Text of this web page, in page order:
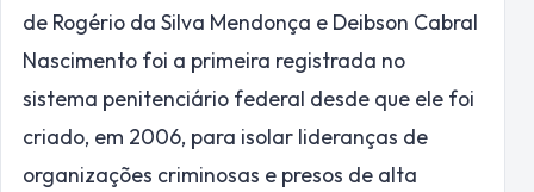
de Rogério da Silva Mendonça e Deibson Cabral
Nascimento foi a primeira registrada no
sistema penitenciário federal desde que ele foi
criado, em 2006, para isolar lideranças de
organizações criminosas e presos de alta